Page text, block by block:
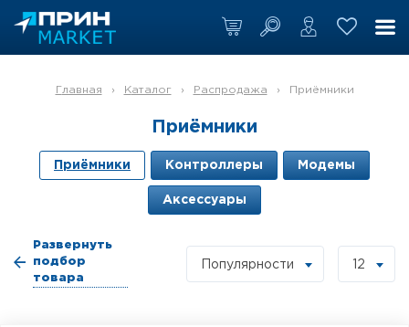
Главная › Каталог › Распродажа › Приёмники
Приёмники
Приёмники Контроллеры Модемы
Аксессуары
Развернуть
подбор
товара
Популярности 12